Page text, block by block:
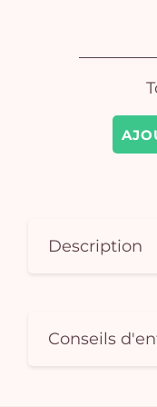
Description
Conseils